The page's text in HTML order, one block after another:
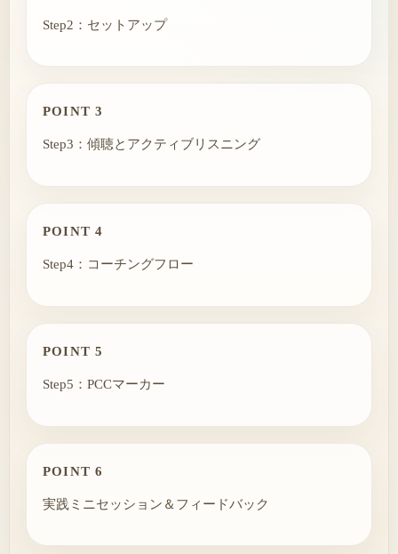
Step2：セットアップ
POINT 3
Step3：傾聴とアクティブリスニング
POINT 4
Step4：コーチングフロー
POINT 5
Step5：PCCマーカー
POINT 6
実践ミニセッション＆フィードバック